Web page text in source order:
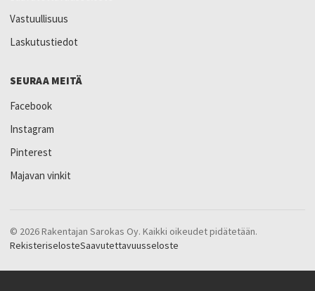
Vastuullisuus
Laskutustiedot
SEURAA MEITÄ
Facebook
Instagram
Pinterest
Majavan vinkit
© 2026 Rakentajan Sarokas Oy. Kaikki oikeudet pidätetään.
RekisteriselosteSaavutettavuusseloste